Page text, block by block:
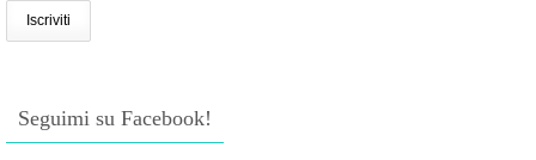
Seguimi su Facebook!